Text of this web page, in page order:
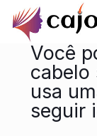
Você
cabelo
usa
seguir